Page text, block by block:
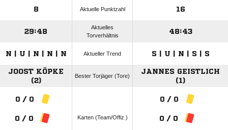
8 Aktuelle Punktzahl 16
29:48
Aktuelles
Torverhältnis
48:43
N | U | N | N | N Aktueller Trend S | U | N | S | S
JOOST KÖPKE
(2)
Bester Torjäger (Tore)
JANNES GEISTLICH
(1)
0 / 0
0 / 0 Karten (Team/Offiz.)
0 / 0
0 / 0